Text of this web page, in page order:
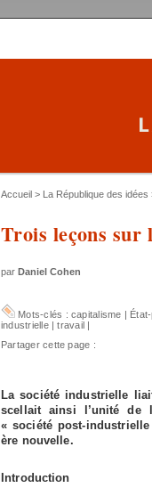
Accueil > La République des idées
Trois leçons sur
par Daniel Cohen
Mots-clés : capitalisme |
industrielle|travail |
Partager cette page :
La société industrielle
scellait ainsi l’unité de
« société post-
ère nouvelle.
Introduction